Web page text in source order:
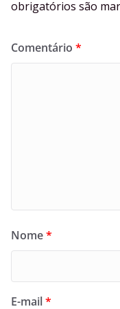
obrigatórios são
Comentário *
Nome*
E-mail*